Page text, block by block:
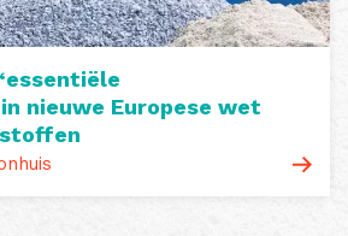
nieuwe Europese wet